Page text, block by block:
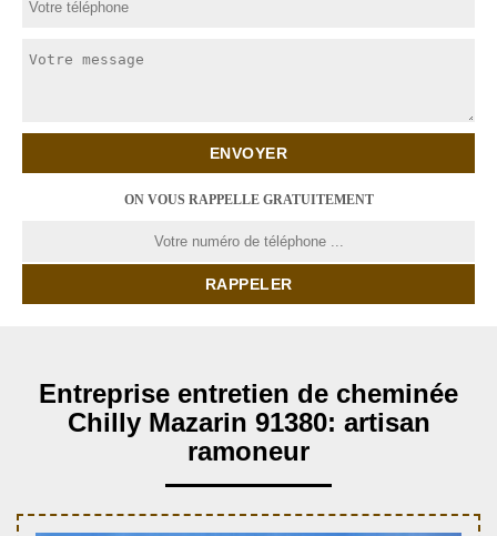
ON VOUS RAPPELLE GRATUITEMENT
Entreprise entretien de cheminée
Chilly Mazarin 91380: artisan
ramoneur